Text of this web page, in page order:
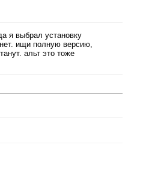
я выбрал установку
ищи полную версию,
альт это тоже